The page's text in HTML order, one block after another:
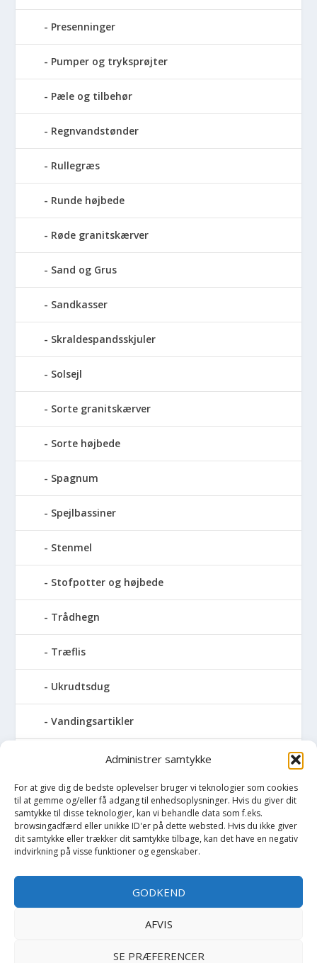
Administrer samtykke
For at give dig de bedste oplevelser bruger vi teknologier som cookies
til at gemme og/eller få adgang til enhedsoplysninger. Hvis du giver dit
samtykke til disse teknologier, kan vi behandle data som f.eks.
browsingadfærd eller unikke ID'er på dette websted. Hvis du ikke giver
dit samtykke eller trækker dit samtykke tilbage, kan det have en negativ
indvirkning på visse funktioner og egenskaber.
GODKEND
AFVIS
SE PRÆFERENCER
Presenninger
Pumper og tryksprøjter
Pæle og tilbehør
Regnvandstønder
Rullegræs
Runde højbede
Røde granitskærver
Sand og Grus
Sandkasser
Skraldespandsskjuler
Solsejl
Sorte granitskærver
Sorte højbede
Spagnum
Spejlbassiner
Stenmel
Stofpotter og højbede
Trådhegn
Træflis
Ukrudtsdug
Vandingsartikler
Vandslanger
Vildthegn
vækstdug
Maling